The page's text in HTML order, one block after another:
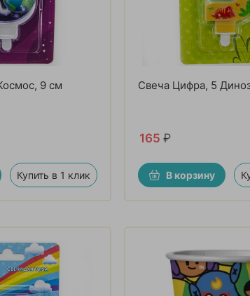
9 см
Купить в 1 клик
Свеча Цифра, 5
165 ₽
В корзину